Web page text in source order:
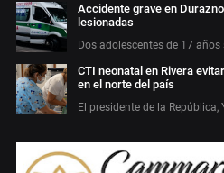
Accidente grave en
lesionadas
Dos adolescentes de 17
CTI neonatal en Rivera
en el norte del país
El presidente de la República,